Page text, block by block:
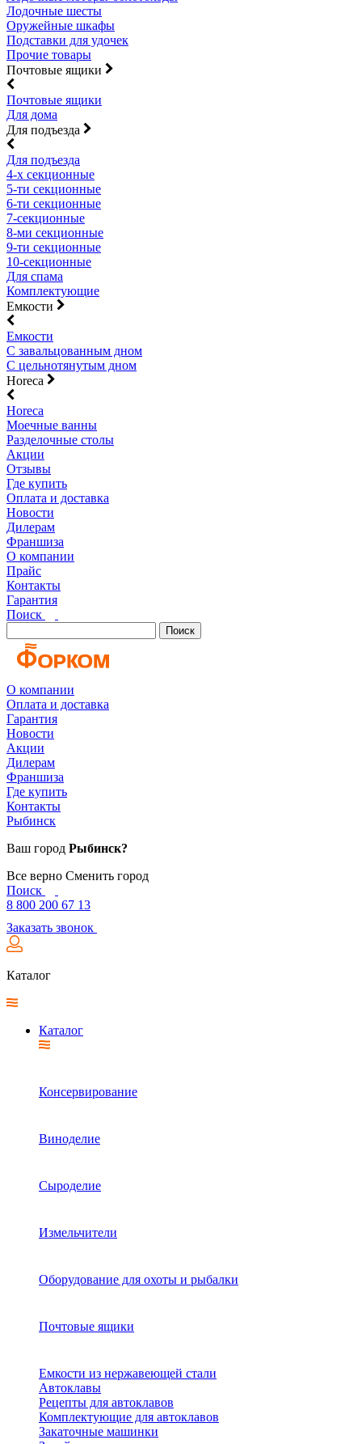
Лодочные шесты
Оружейные шкафы
Подставки для удочек
Прочие товары
Почтовые ящики
Почтовые ящики
Для дома
Для подъезда
Для подъезда
4-х секционные
5-ти секционные
6-ти секционные
7-секционные
8-ми секционные
9-ти секционные
10-секционные
Для спама
Комплектующие
Емкости
Емкости
С завальцованным дном
С цельнотянутым дном
Horeca
Horeca
Моечные ванны
Разделочные столы
Акции
Отзывы
Где купить
Оплата и доставка
Новости
Дилерам
Франшиза
О компании
Прайс
Контакты
Гарантия
Поиск
Поиск
О компании
Оплата и доставка
Гарантия
Новости
Акции
Дилерам
Франшиза
Где купить
Контакты
Рыбинск
Ваш город Рыбинск?
Все верно Сменить город
Поиск
8 800 200 67 13
Заказать звонок
Каталог
Каталог
Консервирование
Виноделие
Сыроделие
Измельчители
Оборудование для охоты и рыбалки
Почтовые ящики
Емкости из нержавеющей стали
Автоклавы
Рецепты для автоклавов
Комплектующие для автоклавов
Закаточные машинки